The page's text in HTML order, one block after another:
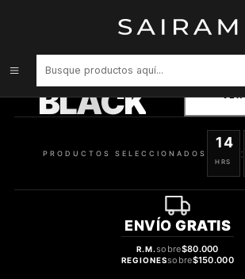
COLONIA TROPICAL MIX CHUPA CHUPS DAMA
BLACK
PRODUCTOS SELECCIONADOS
14
HRS
:
ENVÍO GRATIS
R.M.sobre$80.000
REGIONESsobre$150.000